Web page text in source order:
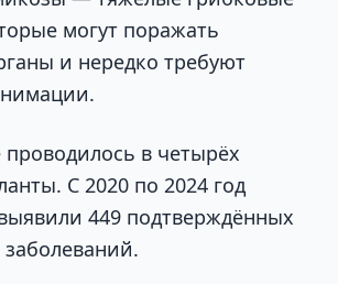
могут поражать
и нередко требуют
проводилось в четырёх
С 2020 по 2024 год
449 подтверждённых
заболеваний.